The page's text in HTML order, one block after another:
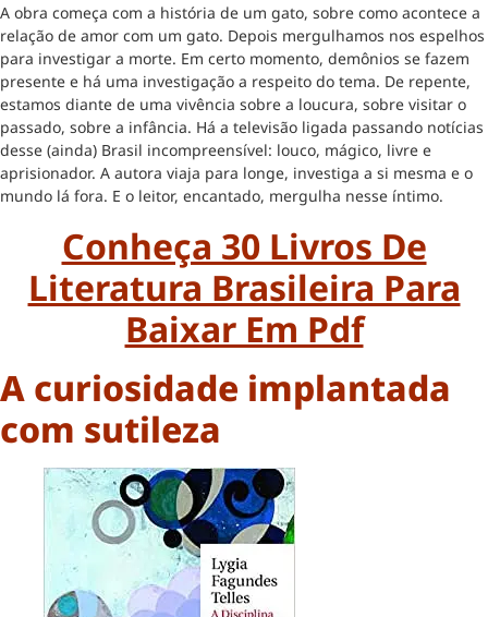
A obra começa com a história de um gato, sobre como acontece a
relação de amor com um gato. Depois mergulhamos nos espelhos
para investigar a morte. Em certo momento, demônios se fazem
presente e há uma investigação a respeito do tema. De repente,
estamos diante de uma vivência sobre a loucura, sobre visitar o
passado, sobre a infância. Há a televisão ligada passando notícias
desse (ainda) Brasil incompreensível: louco, mágico, livre e
aprisionador. A autora viaja para longe, investiga a si mesma e o
mundo lá fora. E o leitor, encantado, mergulha nesse íntimo.
Conheça 30 Livros De
Literatura Brasileira Para
Baixar Em Pdf
A curiosidade implantada
com sutileza